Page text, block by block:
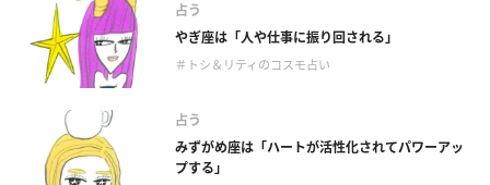
占う
やぎ座は「人や仕事に振り回される」
＃トシ＆リティのコスモ占い
占う
みずがめ座は「ハートが活性化されてパワーアッ
プする」